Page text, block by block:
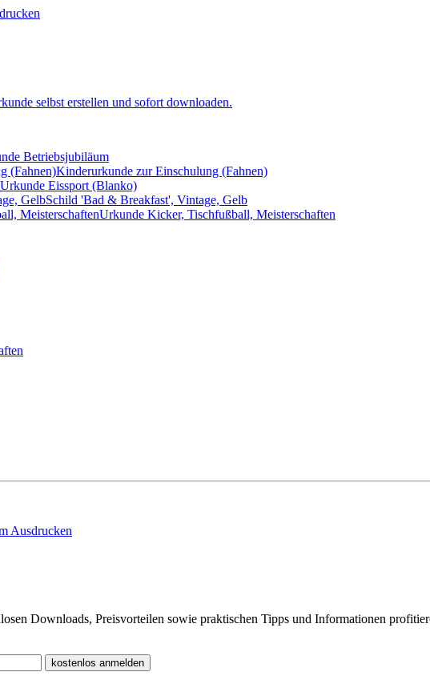
selbst erstellen und sofort downloaden.
Betriebsjubiläum
Kinderurkunde zur Einschulung (Fahnen)
Urkunde Eissport (Blanko)
Schild 'Bad & Breakfast', Vintage, Gelb
Urkunde Kicker, Tischfußball, Meisterschaften
Ausdrucken
Downloads, Preisvorteilen sowie praktischen Tipps und Informationen